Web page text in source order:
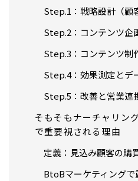
Step.1：戦略設計（顧
Step.2：コンテンツ企
Step.3：コンテンツ制
Step.4：効果測定とデ
Step.5：改善と営業連
そもそもナーチャリン
で重要視される理由
定義：見込み顧客の購
BtoBマーケティングで